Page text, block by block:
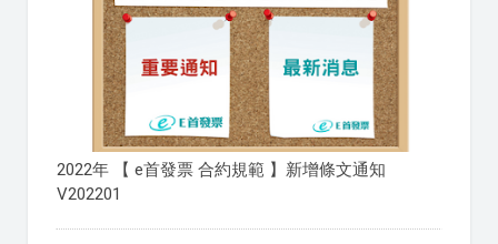
2022年 【 e首發票 合約規範 】新增條文通知
V202201